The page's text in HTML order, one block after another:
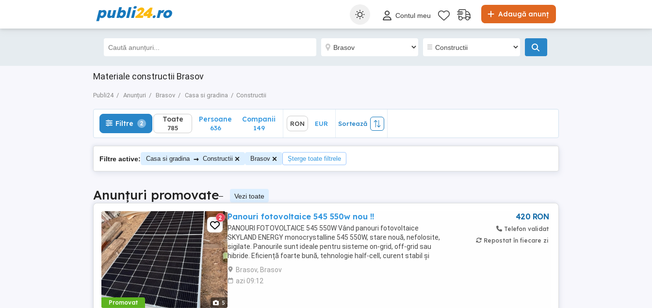
publi24.ro Adaugă anunț
Contul meu
Materiale constructii Brasov
Publi24 Anunțuri Brasov Casa si gradina Constructii
Filtre 2 Toate
785
Sortează
Filtre 2 Toate
785
Persoane
636
Companii
149
RON EUR Sortează
Filtre active: Casa si gradina → Constructii Brasov Șterge toate filtrele
Anunțuri promovate– Vezi toate
Promovat 5
2 Panouri fotovoltaice 545 550w nou !!
PANOURI FOTOVOLTAICE 545 550W Vând panouri fotovoltaice
SKYLAND ENERGY monocrystalline 545 550W, stare nouă, nefolosite,
sigilate. Panourile sunt ideale pentru sisteme on-grid, off-grid sau
hibride. Eficiență foarte bună, tehnologie half-cell, curent stabil și
pierderi reduse chiar și la temperaturi ...
Brasov, Brasov
azi 09:12
420 RON
Telefon validat
Repostat în fiecare zi